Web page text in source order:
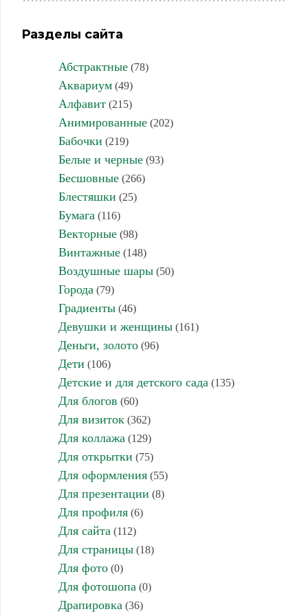
Разделы сайта
Абстрактные(78)
Аквариум(49)
Алфавит(215)
Анимированные(202)
Бабочки (219)
Белые и черные(93)
Бесшовные(266)
Блестяшки (25)
Бумага (116)
Векторные(98)
Винтажные(148)
Воздушные шары(50)
Города (79)
Градиенты(46)
Девушки и женщины(161)
Деньги, золото(96)
Дети (106)
Детские и для детского сада (135)
Для блогов (60)
Для визиток(362)
Для коллажа (129)
Для открытки (75)
Для оформления(55)
Для презентации (8)
Для профиля(6)
Для сайта (112)
Для страницы(18)
Для фото(0)
Для фотошопа (0)
Драпировка (36)